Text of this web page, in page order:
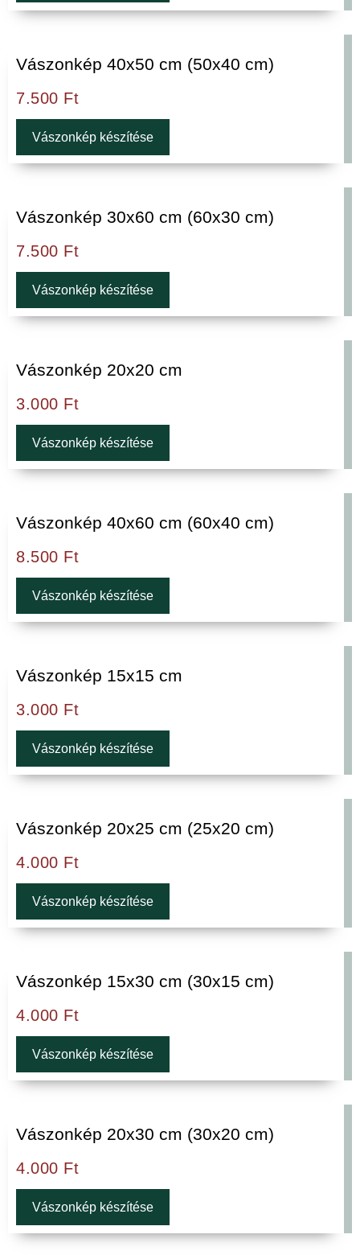
Vászonkép 40x50 cm (50x40 cm)
7.500 Ft
Vászonkép készítése
Vászonkép 30x60 cm (60x30 cm)
7.500 Ft
Vászonkép készítése
Vászonkép 20x20 cm
3.000 Ft
Vászonkép készítése
Vászonkép 40x60 cm (60x40 cm)
8.500 Ft
Vászonkép készítése
Vászonkép 15x15 cm
3.000 Ft
Vászonkép készítése
Vászonkép 20x25 cm (25x20 cm)
4.000 Ft
Vászonkép készítése
Vászonkép 15x30 cm (30x15 cm)
4.000 Ft
Vászonkép készítése
Vászonkép 20x30 cm (30x20 cm)
4.000 Ft
Vászonkép készítése